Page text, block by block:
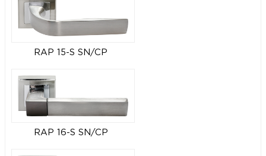
RAP 15-S SN/CP
RAP 16-S SN/CP